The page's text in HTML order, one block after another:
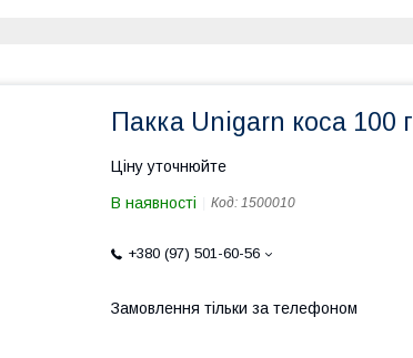
Пакка Unigarn коса 100 г
Ціну уточнюйте
В наявності Код: 1500010
+380 (97) 501-60-56
Замовлення тільки за телефоном